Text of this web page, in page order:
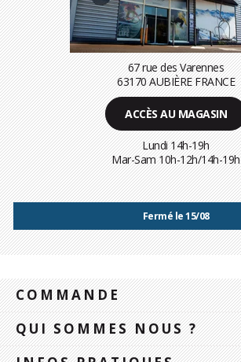
67 rue des Varennes
63170 AUBIÈRE FRANCE
ACCÈS AU MAGASIN
Lundi 14h-19h
Mar-Sam 10h-12h/14h-19h
Fermé le 15/08
COMMANDE
QUI SOMMES NOUS ?